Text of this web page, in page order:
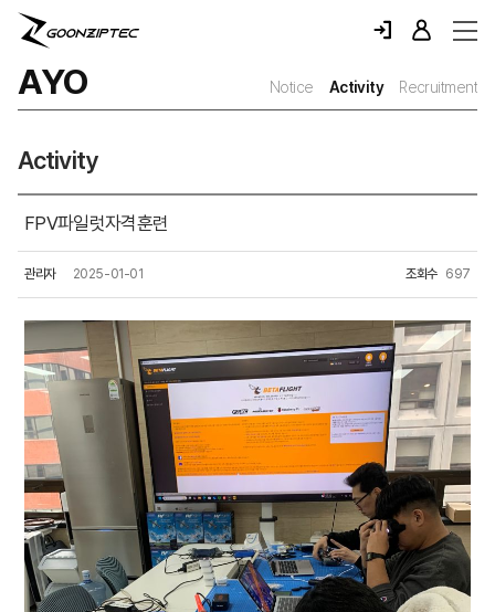
AYO Notice Activity Recruitment
Activity
FPV파일럿자격훈련
관리자 2025-01-01 조회수 697